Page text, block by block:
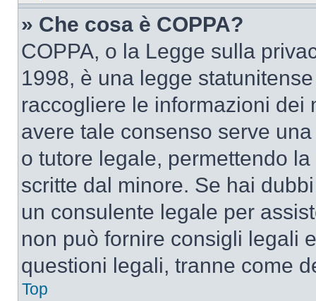
» Che cosa è COPPA?
COPPA, o la Legge sulla
1998, è una legge
raccogliere le informazioni dei
avere tale consenso serve
o tutore legale, permettendo
scritte dal minore. Se hai
un consulente legale per
non può fornire consigli legali
questioni legali, tranne come
Top